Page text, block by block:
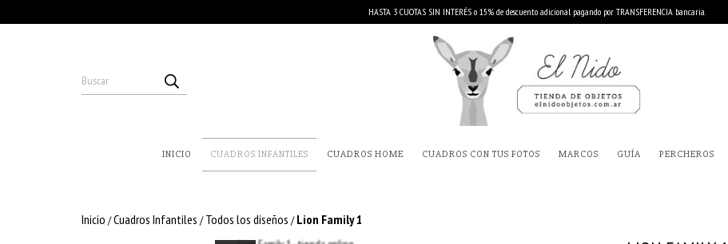
HASTA 3 CUOTAS SIN INTERÉS o 15% de descuento adicional pagando por TRANSFERENCIA bancaria.
INICIO CUADROS INFANTILES CUADROS HOME CUADROS CON TUS FOTOS MARCOS GUÍA PERCHEROS
Inicio /Cuadros Infantiles / Todos los diseños / Lion Family 1